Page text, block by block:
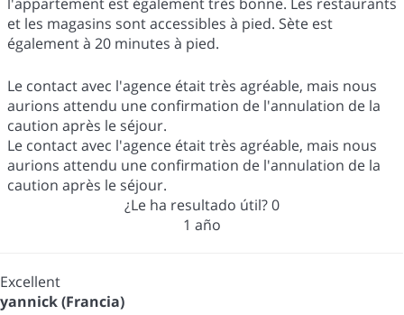
et les magasins sont accessibles à pied. Sète est
également à 20 minutes à pied.
Le contact avec l'agence était très agréable, mais nous
aurions attendu une confirmation de l'annulation de la
caution après le séjour.
Le contact avec l'agence était très agréable, mais nous
aurions attendu une confirmation de l'annulation de la
caution après le séjour.
¿Le ha resultado útil?0
1 año
Excellent
yannick (Francia)